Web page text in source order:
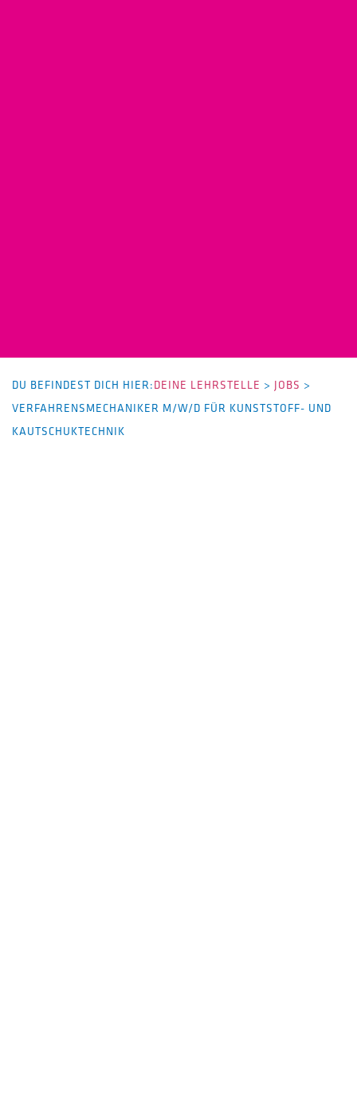
DU BEFINDEST DICH HIER:DEINE LEHRSTELLE > JOBS >
VERFAHRENSMECHANIKER M/W/D FÜR KUNSTSTOFF- UND
KAUTSCHUKTECHNIK